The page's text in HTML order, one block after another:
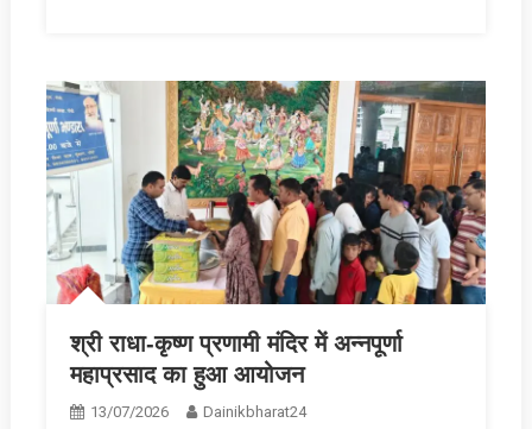
श्री राधा-कृष्ण प्रणामी मंदिर में अन्नपूर्णा
महाप्रसाद का हुआ आयोजन
13/07/2026 Dainikbharat24